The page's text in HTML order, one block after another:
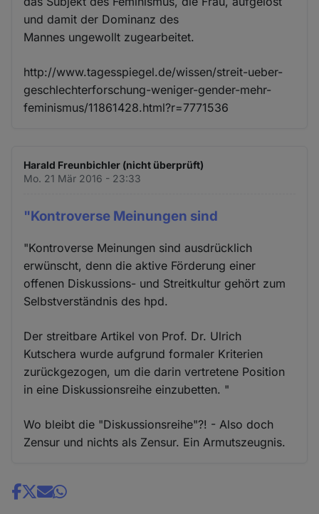
und damit der Dominanz des
Mannes ungewollt zugearbeitet.
http://www.tagesspiegel.de/wissen/streit-ueber-
geschlechterforschung-weniger-gender-mehr-
feminismus/11861428.html?r=7771536
Harald Freunbichler (nicht überprüft)
Mo. 21 Mär 2016 - 23:33
"Kontroverse Meinungen sind
"Kontroverse Meinungen sind ausdrücklich
erwünscht, denn die aktive Förderung einer
offenen Diskussions- und Streitkultur gehört zum
Selbstverständnis des hpd.
Der streitbare Artikel von Prof. Dr. Ulrich
Kutschera wurde aufgrund formaler Kriterien
zurückgezogen, um die darin vertretene Position
in eine Diskussionsreihe einzubetten. "
Wo bleibt die "Diskussionsreihe"?! - Also doch
Zensur und nichts als Zensur. Ein Armutszeugnis.
Share